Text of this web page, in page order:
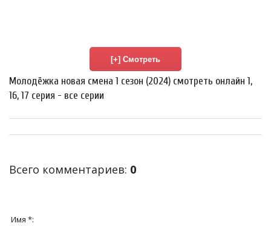
Молодёжка новая смена 1 сезон (2024) смотреть онлайн 1,
16, 17 серия - все серии
Всего комментариев: 0
Имя *: